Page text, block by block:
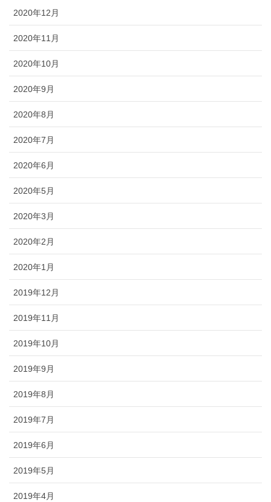
2020年12月
2020年11月
2020年10月
2020年9月
2020年8月
2020年7月
2020年6月
2020年5月
2020年3月
2020年2月
2020年1月
2019年12月
2019年11月
2019年10月
2019年9月
2019年8月
2019年7月
2019年6月
2019年5月
2019年4月